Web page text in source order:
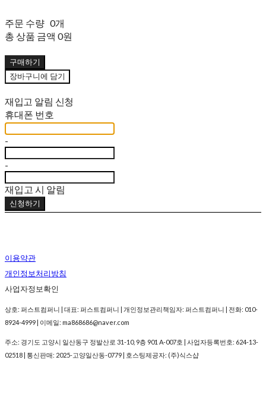
주문 수량 0개
총 상품 금액 0원
구매하기
장바구니에 담기
재입고 알림 신청
휴대폰 번호
-
-
재입고 시 알림
신청하기
이용약관
개인정보처리방침
사업자정보확인
상호: 퍼스트컴퍼니 | 대표: 퍼스트컴퍼니 | 개인정보관리책임자: 퍼스트컴퍼니 | 전화: 010-
8924-4999 | 이메일: ma868686@naver.com
주소: 경기도 고양시 일산동구 정발산로 31-10, 9층 901 A-007호 | 사업자등록번호: 624-13-
02518 | 통신판매: 2025-고양일산동-0779 | 호스팅제공자: (주)식스샵